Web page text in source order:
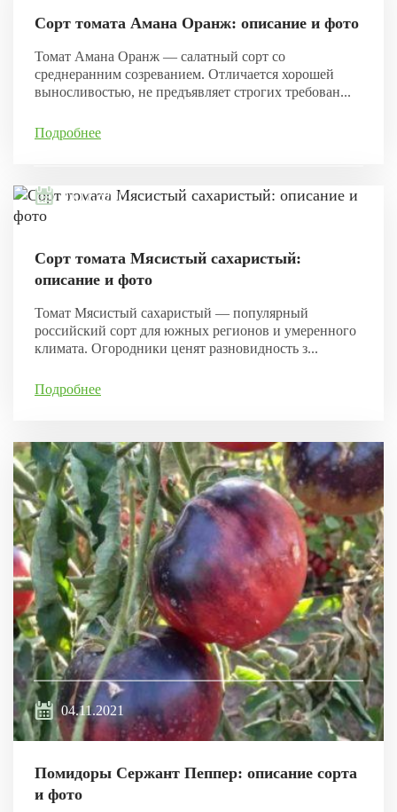
Сорт томата Амана Оранж: описание и фото
Томат Амана Оранж — салатный сорт со
среднеранним созреванием. Отличается хорошей
выносливостью, не предъявляет строгих требован...
Подробнее
05.11.2021
Сорт томата Мясистый сахаристый:
описание и фото
Томат Мясистый сахаристый — популярный
российский сорт для южных регионов и умеренного
климата. Огородники ценят разновидность з...
Подробнее
04.11.2021
Помидоры Сержант Пеппер: описание сорта
и фото